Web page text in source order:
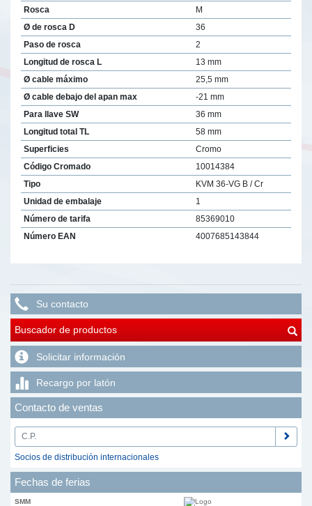
Rosca
M
Ø de rosca D
36
Paso de rosca
2
Longitud de rosca L
13 mm
Ø cable máximo
25,5 mm
Ø cable debajo del apan max
-21 mm
Para llave SW
36 mm
Longitud total TL
58 mm
Superficies
Cromo
Código Cromado
10014384
Tipo
KVM 36-VG B / Cr
Unidad de embalaje
1
Número de tarifa
85369010
Número EAN
4007685143844
Su contacto
Buscador de productos
Solicitar información
Recargo por latón
Contacto de ventas
Socios de distribución internacionales
Fechas de ferias
SMM